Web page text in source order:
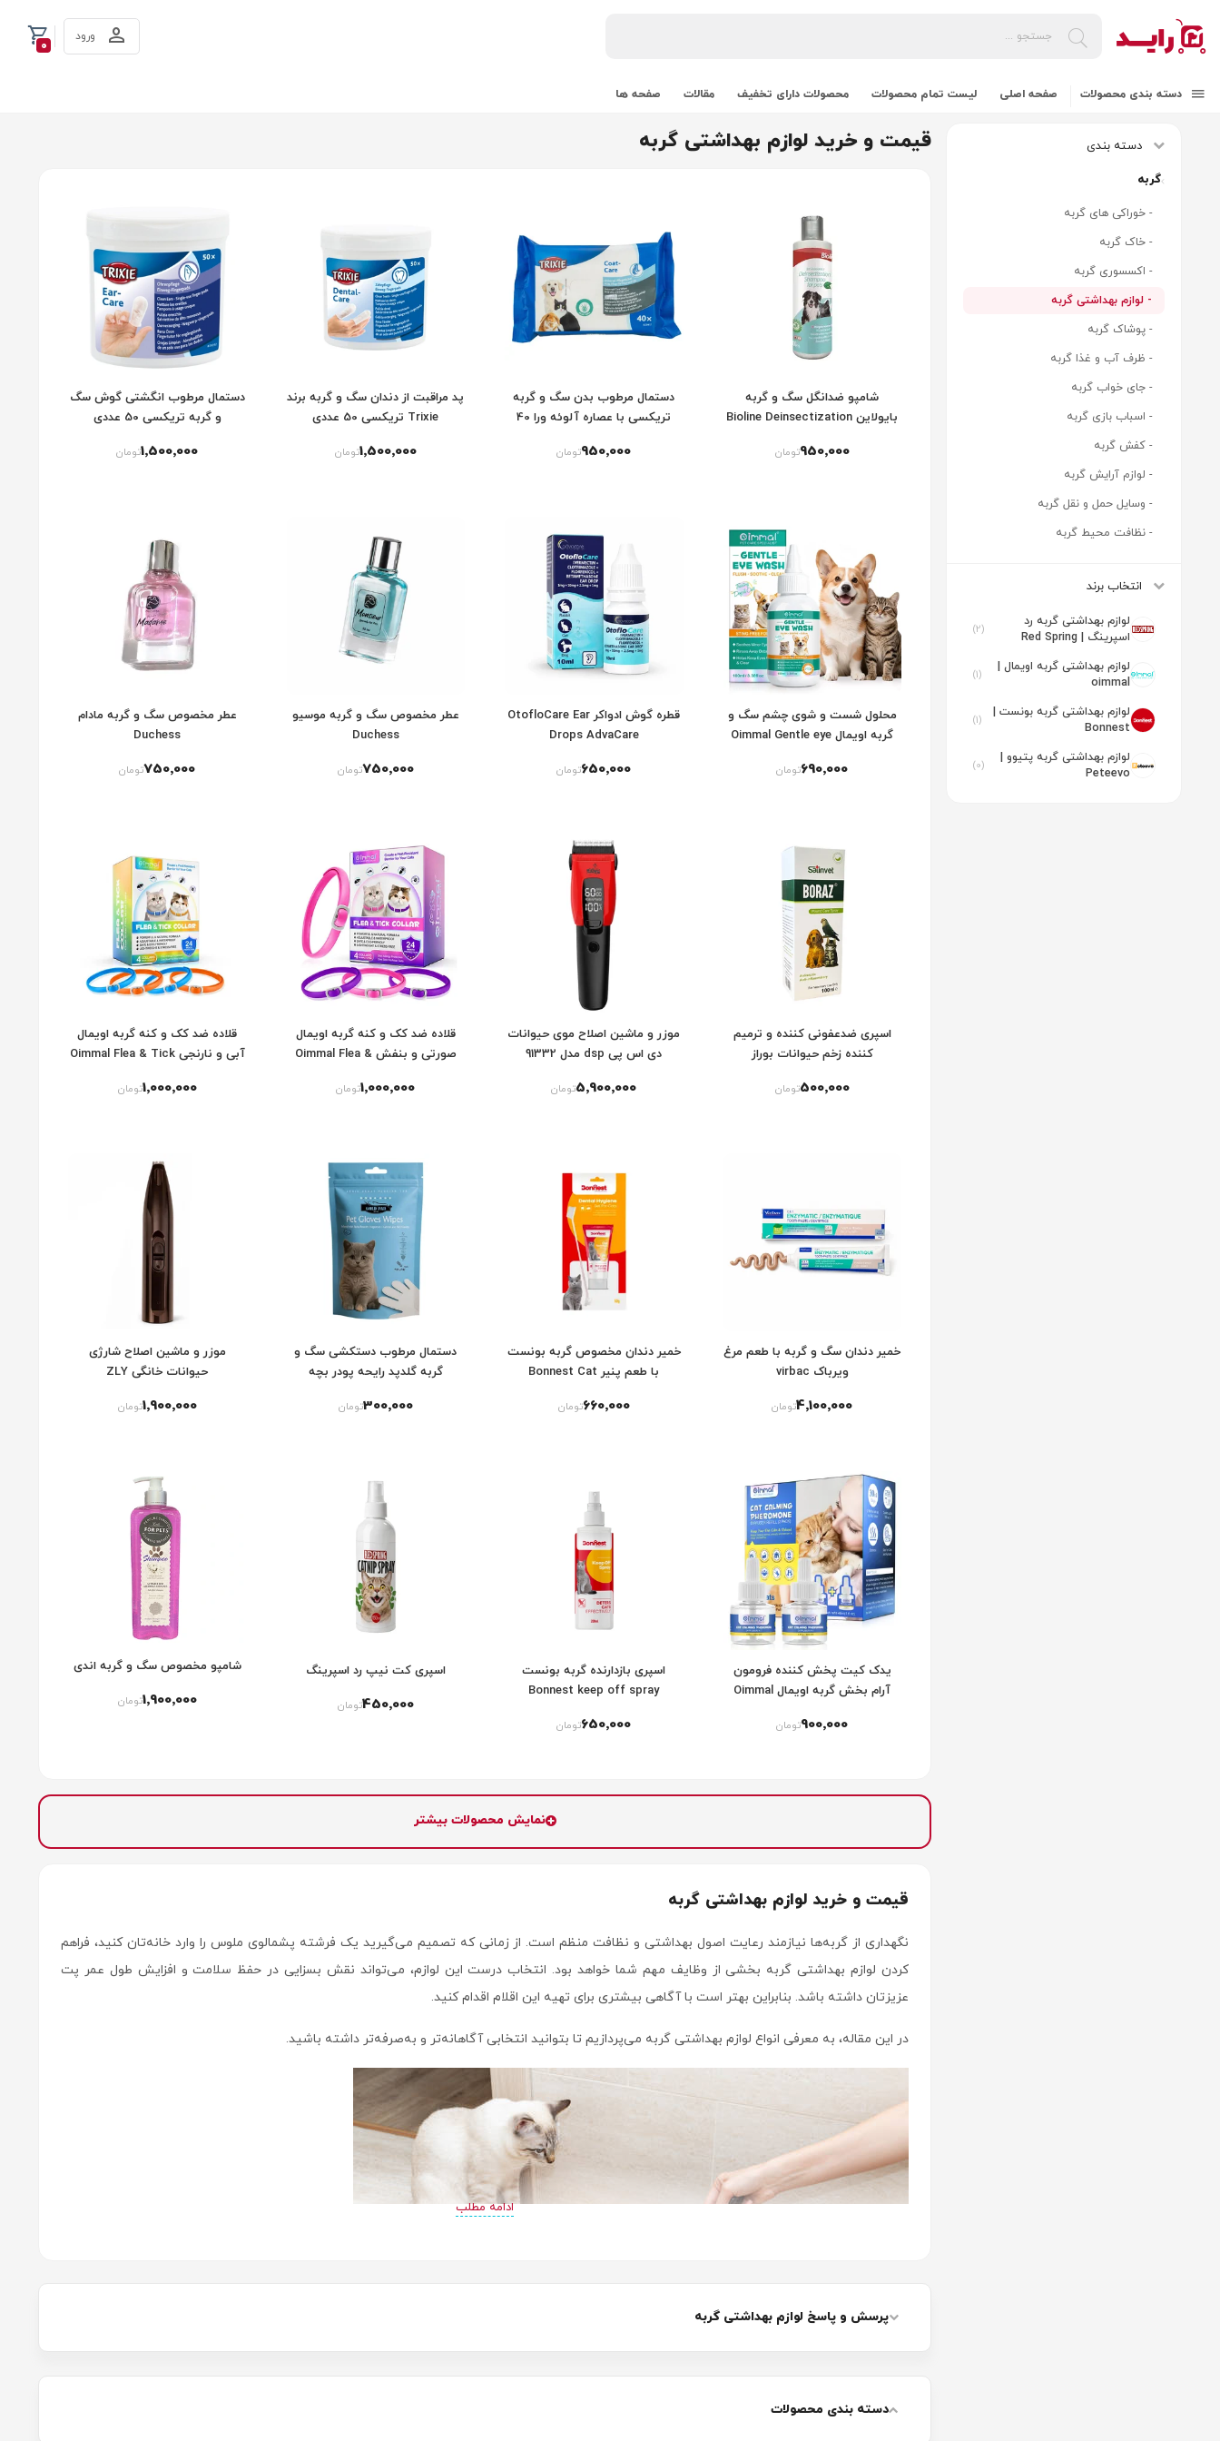
0
ورود
دسته بندی محصولات صفحه اصلی لیست تمام محصولات محصولات دارای تخفیف مقالات صفحه ها
دسته بندی
گربه
- خوراکی های گربه
- خاک گربه
- اکسسوری گربه
- لوازم بهداشتی گربه
- پوشاک گربه
- ظرف آب و غذا گربه
- جای خواب گربه
- اسباب بازی گربه
- کفش گربه
- لوازم آرایش گربه
- وسایل حمل و نقل گربه
- نظافت محیط گربه
انتخاب برند
لوازم بهداشتی گربه رد
اسپرینگ | Red Spring
(2)
لوازم بهداشتی گربه اویمال |
oimmal
(1)
لوازم بهداشتی گربه بونست |
Bonnest
(1)
لوازم بهداشتی گربه پتیوو |
Peteevo
(0)
قیمت و خرید لوازم بهداشتی گربه
شامپو ضدانگل سگ و گربه
بایولاین Bioline Deinsectization
950٬000تومان
دستمال مرطوب بدن سگ و گربه
تریکسی با عصاره آلوئه ورا 40
950٬000تومان
پد مراقبت از دندان سگ و گربه برند
Trixie تریکسی 50 عددی
1٬500٬000تومان
دستمال مرطوب انگشتی گوش سگ
و گربه تریکسی 50 عددی
1٬500٬000تومان
محلول شست و شوی چشم سگ و
گربه اویمال Oimmal Gentle eye
690٬000تومان
قطره گوش ادواکر OtofloCare Ear
Drops AdvaCare
650٬000تومان
عطر مخصوص سگ و گربه موسیو
Duchess
750٬000تومان
عطر مخصوص سگ و گربه مادام
Duchess
750٬000تومان
اسپری ضدعفونی کننده و ترمیم
کننده زخم حیوانات بوراز
500٬000تومان
موزر و ماشین اصلاح موی حیوانات
دی اس پی dsp مدل 91332
5٬900٬000تومان
قلاده ضد کک و کنه گربه اویمال
صورتی و بنفش Oimmal Flea &
عددی
1٬000٬000تومان
قلاده ضد کک و کنه گربه اویمال
آبی و نارنجی Oimmal Flea & Tick
1٬000٬000تومان
خمیر دندان سگ و گربه با طعم مرغ
ویرباک virbac
4٬100٬000تومان
خمیر دندان مخصوص گربه بونست
با طعم پنیر Bonnest Cat
660٬000تومان
دستمال مرطوب دستکشی سگ و
گربه گلدپد رایحه پودر بچه
300٬000تومان
موزر و ماشین اصلاح شارژی
حیوانات خانگی ZLY
1٬900٬000تومان
یدک کیت پخش کننده فرومون
آرام بخش گربه اویمال Oimmal
900٬000تومان
اسپری بازدارنده گربه بونست
Bonnest keep off spray
650٬000تومان
اسپری کت نیپ رد اسپرینگ
450٬000تومان
شامپو مخصوص سگ و گربه اندی
1٬900٬000تومان
نمایش محصولات بیشتر
قیمت و خرید لوازم بهداشتی گربه
نگهداری از گربه‌ها نیازمند رعایت اصول بهداشتی و نظافت منظم است. از زمانی که تصمیم می‌گیرید یک فرشته پشمالوی ملوس را وارد خانه‌تان کنید، فراهم
کردن لوازم بهداشتی گربه بخشی از وظایف مهم شما خواهد بود. انتخاب درست این لوازم، می‌تواند نقش بسزایی در حفظ سلامت و افزایش طول عمر پت
عزیزتان داشته باشد. بنابراین بهتر است با آگاهی بیشتری برای تهیه این اقلام اقدام کنید.
در این مقاله، به معرفی انواع لوازم بهداشتی گربه می‌پردازیم تا بتوانید انتخابی آگاهانه‌تر و به‌صرفه‌تر داشته باشید.
ادامه مطلب
پرسش و پاسخ لوازم بهداشتی گربه
دسته بندی محصولات